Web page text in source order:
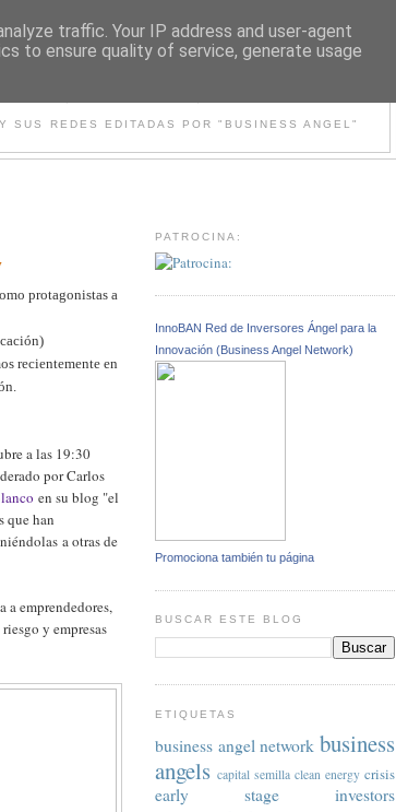
SUS REDES EDITADAS POR "BUSINESS ANGEL"
protagonistas a
recientemente en
a las 19:30
por Carlos
en su blog "el
que han
a otras de
a emprendedores,
y empresas
PATROCINA:
InnoBAN Red de Inversores Ángel para la
Innovación (Business Angel Network)
Promociona también tu página
BUSCAR ESTE BLOG
ETIQUETAS
business angel network business
angels capital semilla clean energy crisis
early stage investors
traffic. Your IP address and user-agent
to ensure quality of service, generate usage